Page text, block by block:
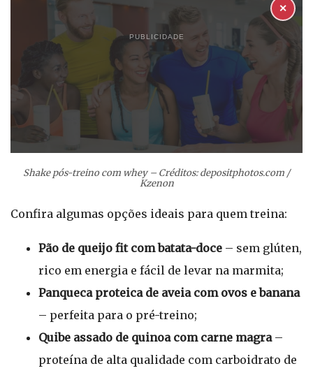
PUBLICIDADE
✕
Shake pós-treino com whey – Créditos: depositphotos.com /
Kzenon
Confira algumas opções ideais para quem treina:
Pão de queijo fit com batata-doce – sem glúten,
rico em energia e fácil de levar na marmita;
Panqueca proteica de aveia com ovos e banana
– perfeita para o pré-treino;
Quibe assado de quinoa com carne magra–
proteína de alta qualidade com carboidrato de